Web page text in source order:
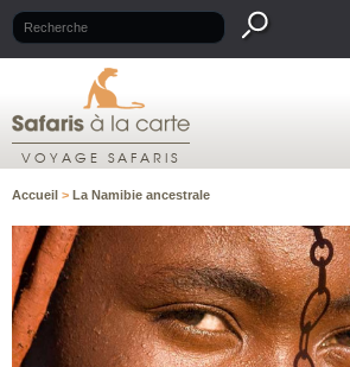
VOYAGE SAFARIS
Accueil > La Namibie ancestrale